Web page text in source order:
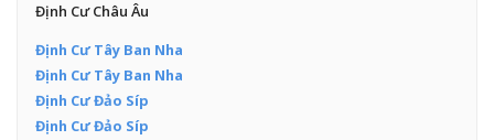
Định Cư Châu Âu
Định Cư Tây Ban Nha
Định Cư Tây Ban Nha
Định Cư Đảo Síp
Định Cư Đảo Síp